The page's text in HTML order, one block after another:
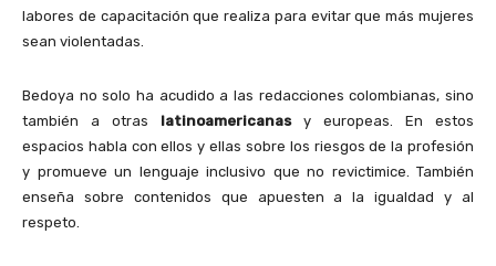
labores de capacitación que realiza para evitar que más mujeres
sean violentadas.
Bedoya no solo ha acudido a las redacciones colombianas, sino
también a otras latinoamericanasy europeas. En estos
espacios habla con ellos y ellas sobre los riesgos de la profesión
y promueve un lenguaje inclusivo que no revictimice. También
enseña sobre contenidos que apuesten a la igualdad y al
respeto.